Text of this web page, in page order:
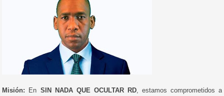
Misión: En SIN NADA QUE OCULTAR RD, estamos comprometidos a